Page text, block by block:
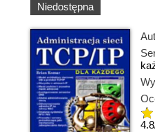
Niedostępna
4.8